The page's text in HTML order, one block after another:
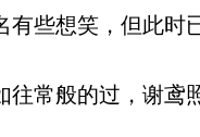
些想笑，但此时
常般的过，谢鸢